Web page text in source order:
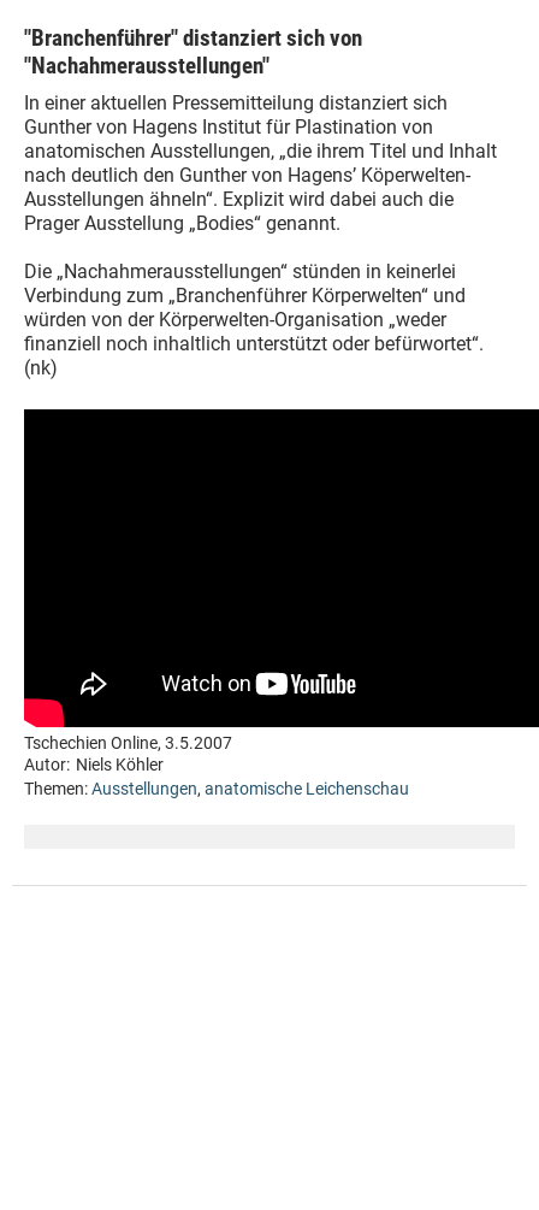
"Branchenführer" distanziert sich von
"Nachahmerausstellungen"
In einer aktuellen Pressemitteilung distanziert sich
Gunther von Hagens Institut für Plastination von
anatomischen Ausstellungen, „die ihrem Titel und Inhalt
nach deutlich den Gunther von Hagens’ Köperwelten-
Ausstellungen ähneln“. Explizit wird dabei auch die
Prager Ausstellung „Bodies“ genannt.
Die „Nachahmerausstellungen“ stünden in keinerlei
Verbindung zum „Branchenführer Körperwelten“ und
würden von der Körperwelten-Organisation „weder
finanziell noch inhaltlich unterstützt oder befürwortet“.
(nk)
Tschechien Online, 3.5.2007
Autor: Niels Köhler
Themen:Ausstellungen, anatomische Leichenschau